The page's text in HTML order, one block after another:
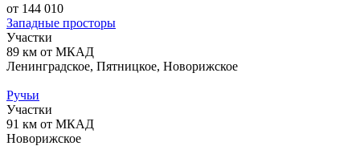
от 144 010
Западные просторы
Участки
89 км от МКАД
Ленинградское, Пятницкое, Новорижское
Ручьи
Участки
91 км от МКАД
Новорижское